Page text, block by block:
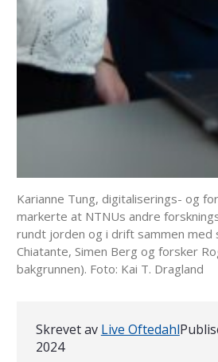
Karianne Tung, digitaliserings- og
markerte at NTNUs andre
rundt jorden og i drift sammen med
Chiatante, Simen Berg og forsker
bakgrunnen). Foto: Kai T. Dragland
Skrevet av Live Oftedahl
2024